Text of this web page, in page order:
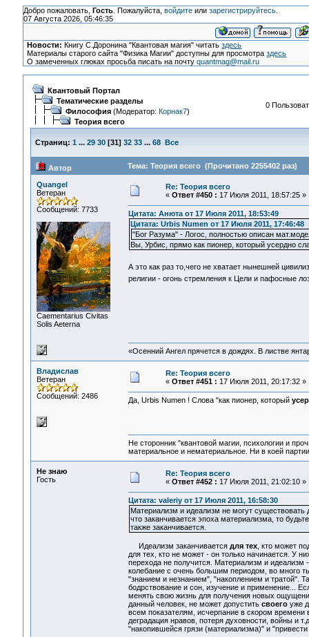
Добро пожаловать, Гость. Пожалуйста, войдитеили зарегистрируйтесь.
07 Августа 2026, 05:46:35
Новости: Книгу С.Доронина "Квантовая магия" читатьздесь
Материалы старого сайта "Физика Магии" доступны для просмотраздесь
О замеченных глюках просьба писать на почтуquantmag@mail.ru
Квантовый Портал
Тематические разделы
Философия(Модератор: Корнак7)
Теория всего
0
Страниц: 1 ... 29 30[31] 32 33 ... 68 Все
Автор Тема: Теория всего (Прочитано 2255402 раз)
Quangel
Ветеран
Сообщений: 7733
Сaementarius Civitas
Solis Aeterna
Re: Теория всего
« Ответ #450 : 17 Июля 2011, 18:57:25 »
Цитата: Анюта от 17 Июля 2011, 18:53:49
Цитата: Urbis Numen от 17 Июля 2011, 17:46:48
"Бог Разума" - Логос, полностью описан
Вы, Урбис, прямо как пионер, который усердно
А это как раз то,чего не хватает нынешней
религии - огонь стремления к Цели и пафосные
«Осенний Ангел прячется в дождях. В листве
Владислав
Ветеран
Сообщений: 2486
Re: Теория всего
« Ответ #451 : 17 Июля 2011, 20:17:32 »
Да, Urbis Numen ! Слова "как пионер, который
Не сторонник "квантовой магии, психологии и
материальное и нематериальное. Ни в коей
Не знаю
Гость
Re: Теория всего
« Ответ #452 : 17 Июля 2011, 21:02:10 »
Цитата: valeriy от 17 Июля 2011, 16:58:30
Материализм и идеализм не могут существовать
что заканчивается эпоха материализма, то
также заканчивается.
Идеализм заканчивается для тех, кто может
для тех, кто не может - он только начинается. У
перехода не получится. Материализм и идеализм
колебание с очень большим периодом, во много
"знанием и незнанием", "накоплением и тратой".
бодрствование и сон, изучение и применение...
менять свою жизнь для получения новых
данный человек, не может допустить своегоуже
всем показателям, исчерпание в скором
деградация нравов, потеря духовности, войны и
"накопившейся грязи (материализма)" и